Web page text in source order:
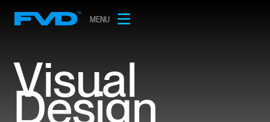
MENU
Visual
Design